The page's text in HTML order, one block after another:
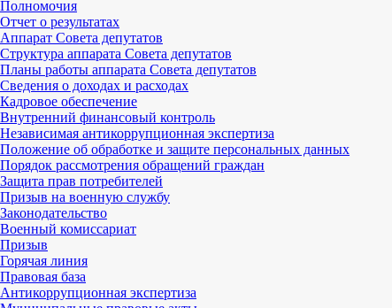
Полномочия
Отчет о результатах
Аппарат Совета депутатов
Структура аппарата Совета депутатов
Планы работы аппарата Совета депутатов
Сведения о доходах и расходах
Кадровое обеспечение
Внутренний финансовый контроль
Независимая антикоррупционная экспертиза
Положение об обработке и защите персональных данных
Порядок рассмотрения обращений граждан
Защита прав потребителей
Призыв на военную службу
Законодательство
Военный комиссариат
Призыв
Горячая линия
Правовая база
Антикоррупционная экспертиза